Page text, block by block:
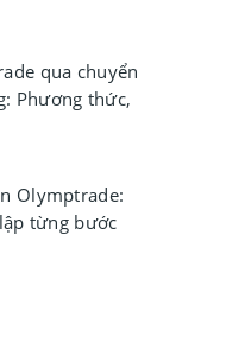
qua chuyển
Phương thức,
Olymptrade:
từng bước